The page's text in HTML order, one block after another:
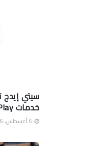
سيتي
خدمات Triple Play في داون تاون العلمين الجديدة